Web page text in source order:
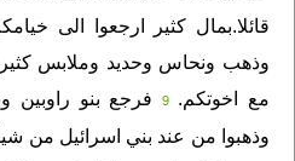
قائلا.بمال كثير ارجعوا الى
وذهب ونحاس وحديد وملابس
مع اخوتكم.
9فرجع بنو راوبين
وذهبوا من عند بني اسرائيل من